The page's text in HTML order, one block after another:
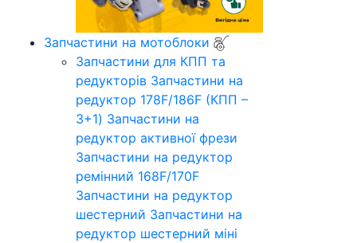
Запчастини на мотоблоки
Запчастини для КПП та
редукторів Запчастини на
редуктор 178F/186F (КПП –
3+1) Запчастини на
редуктор активної фрези
Запчастини на редуктор
ремінний 168F/170F
Запчастини на редуктор
шестерний Запчастини на
редуктор шестерний міні